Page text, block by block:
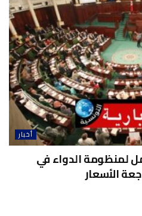
أخبار
لمنظومة الدواء في
الأسعار